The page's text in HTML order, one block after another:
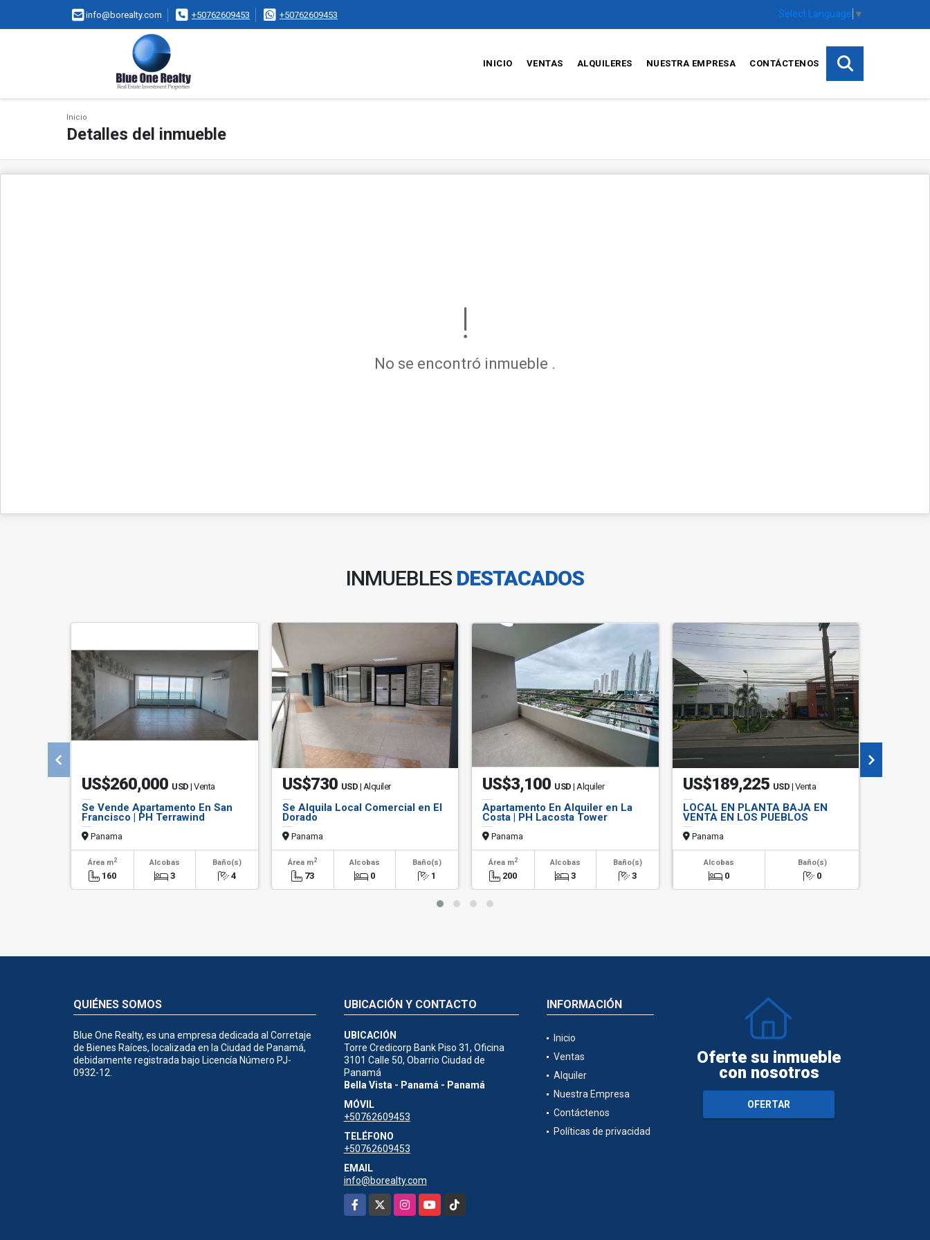
info@borealty.com +50762609453 +50762609453 Select Language ▼
INICIO VENTAS ALQUILERES NUESTRA EMPRESA CONTÁCTENOS
Inicio
Detalles del inmueble
No se encontró inmueble .
INMUEBLES DESTACADOS
US$260,000 USD | Venta
Se Vende Apartamento En San
Francisco | PH Terrawind
Panama
Área m2
160
Alcobas
3
Baño(s)
4
US$730 USD | Alquiler
Se Alquila Local Comercial en El
Dorado
Panama
Área m2
73
Alcobas
0
Baño(s)
1
US$3,100 USD | Alquiler
Apartamento En Alquiler en La
Costa | PH Lacosta Tower
Panama
Área m2
200
Alcobas
3
Baño(s)
3
US$189,225 USD | Venta
LOCAL EN PLANTA BAJA EN
VENTA EN LOS PUEBLOS
Panama
Alcobas
0
Baño(s)
0
QUIÉNES SOMOS
Blue One Realty, es una empresa dedicada al Corretaje
de Bienes Raíces, localizada en la Ciudad de Panamá,
debidamente registrada bajo Licencía Número PJ-
0932-12.
UBICACIÓN Y CONTACTO
UBICACIÓN
Torre Credicorp Bank Piso 31, Oficina
3101 Calle 50, Obarrio Ciudad de
Panamá
Bella Vista - Panamá - Panamá
MÓVIL
+50762609453
TELÉFONO
+50762609453
EMAIL
info@borealty.com
Facebook
InstagramYouTubeTikTok
INFORMACIÓN
Inicio
Ventas
Alquiler
Nuestra Empresa
Contáctenos
Políticas de privacidad
Oferte su inmueble
con nosotros
OFERTAR